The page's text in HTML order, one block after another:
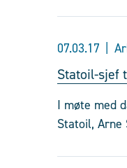
07.03.17
Statoil-sjef
I møte med
Statoil,